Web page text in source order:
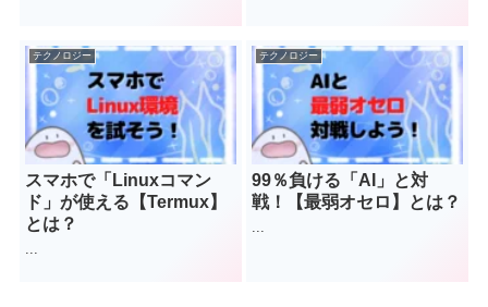
テクノロジー
スマホで「Linuxコマン
ド」が使える【Termux】
とは？
テクノロジー
99％負ける「AI」と対
戦！【最弱オセロ】とは？